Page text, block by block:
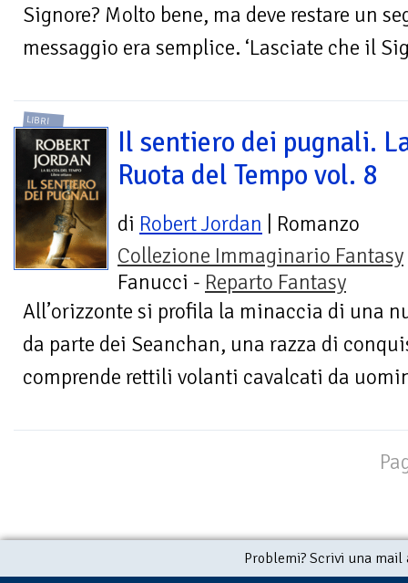
Signore? Molto bene, ma deve restare un
messaggio era semplice. ‘Lasciate che il
LIBRI
Il sentiero dei pugnali.
Ruota del Tempo vol. 8
di Robert Jordan | Romanzo
Collezione Immaginario Fantasy
Fanucci - Reparto Fantasy
All’orizzonte si profila la minaccia di una
da parte dei Seanchan, una razza di
comprende rettili volanti cavalcati da
Problemi? Scrivi una